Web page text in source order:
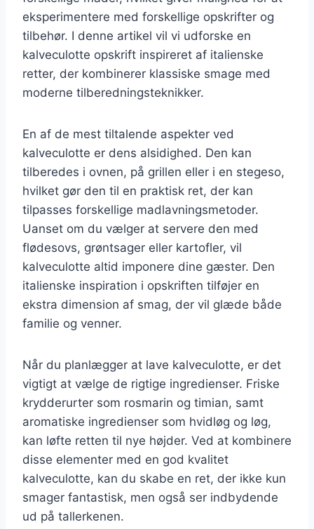
eksperimentere med forskellige opskrifter og
tilbehør. I denne artikel vil vi udforske en
kalveculotte opskrift inspireret af italienske
retter, der kombinerer klassiske smage med
moderne tilberedningsteknikker.
En af de mest tiltalende aspekter ved
kalveculotte er dens alsidighed. Den kan
tilberedes i ovnen, på grillen eller i en stegeso,
hvilket gør den til en praktisk ret, der kan
tilpasses forskellige madlavningsmetoder.
Uanset om du vælger at servere den med
flødesovs, grøntsager eller kartofler, vil
kalveculotte altid imponere dine gæster. Den
italienske inspiration i opskriften tilføjer en
ekstra dimension af smag, der vil glæde både
familie og venner.
Når du planlægger at lave kalveculotte, er det
vigtigt at vælge de rigtige ingredienser. Friske
krydderurter som rosmarin og timian, samt
aromatiske ingredienser som hvidløg og løg,
kan løfte retten til nye højder. Ved at kombinere
disse elementer med en god kvalitet
kalveculotte, kan du skabe en ret, der ikke kun
smager fantastisk, men også ser indbydende
ud på tallerkenen.